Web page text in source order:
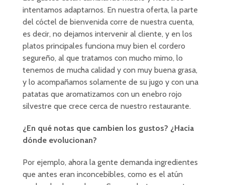
intentamos adaptarnos. En nuestra oferta, la parte
del cóctel de bienvenida corre de nuestra cuenta,
es decir, no dejamos intervenir al cliente, y en los
platos principales funciona muy bien el cordero
segureño, al que tratamos con mucho mimo, lo
tenemos de mucha calidad y con muy buena grasa,
y lo acompañamos solamente de su jugo y con una
patatas que aromatizamos con un enebro rojo
silvestre que crece cerca de nuestro restaurante.
¿En qué notas que cambien los gustos? ¿Hacia
dónde evolucionan?
Por ejemplo, ahora la gente demanda ingredientes
que antes eran inconcebibles, como es el atún